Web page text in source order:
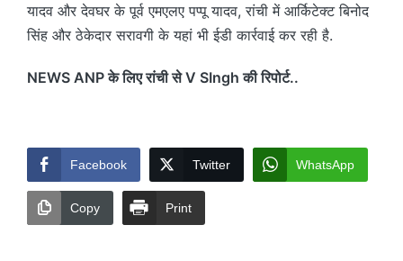
यादव और देवघर के पूर्व एमएलए पप्पू यादव, रांची में आर्किटेक्ट बिनोद
सिंह और ठेकेदार सरावगी के यहां भी ईडी कार्रवाई कर रही है.
NEWS ANP के लिए रांची से V SIngh की रिपोर्ट..
Facebook Twitter WhatsApp
Copy Print